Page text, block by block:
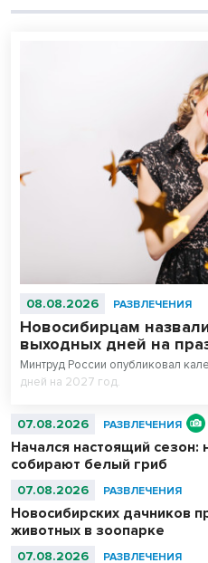
08.08.2026 РАЗВЛЕЧЕНИЯ
Новосибирцам
выходных дней на
Минтруд России опубликовал
дней на 2027 год.
07.08.2026 РАЗВЛЕЧЕНИЯ
Начался настоящий
собирают белый гриб
07.08.2026 РАЗВЛЕЧЕНИЯ
Новосибирских дачников
животных в зоопарке
07.08.2026 РАЗВЛЕЧЕНИЯ